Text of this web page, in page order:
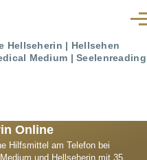
Hellseherin | Hellsehen
Medium | Seelenreading
Online
Hilfsmittel am Telefon bei
und Hellseherin mit 35